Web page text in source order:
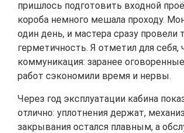
пришлось подготовить входной
короба немного мешала проходу.
один день, и мастера сразу провели
герметичность. Я отметил для себя,
коммуникация: заранее
работ сэкономили время и нервы.
Через год эксплуатации кабина
отлично: уплотнения держат,
закрывания остался плавным, а